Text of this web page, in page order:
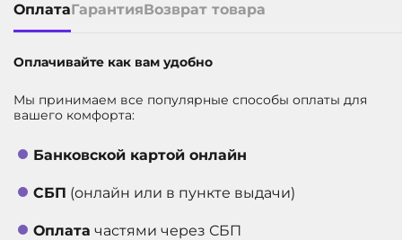
ОплатаГарантияВозврат товара
Оплачивайте как вам удобно
Мы принимаем все популярные способы оплаты для
вашего комфорта:
Банковской картой онлайн
СБП (онлайн или в пункте выдачи)
Оплата частями через СБП